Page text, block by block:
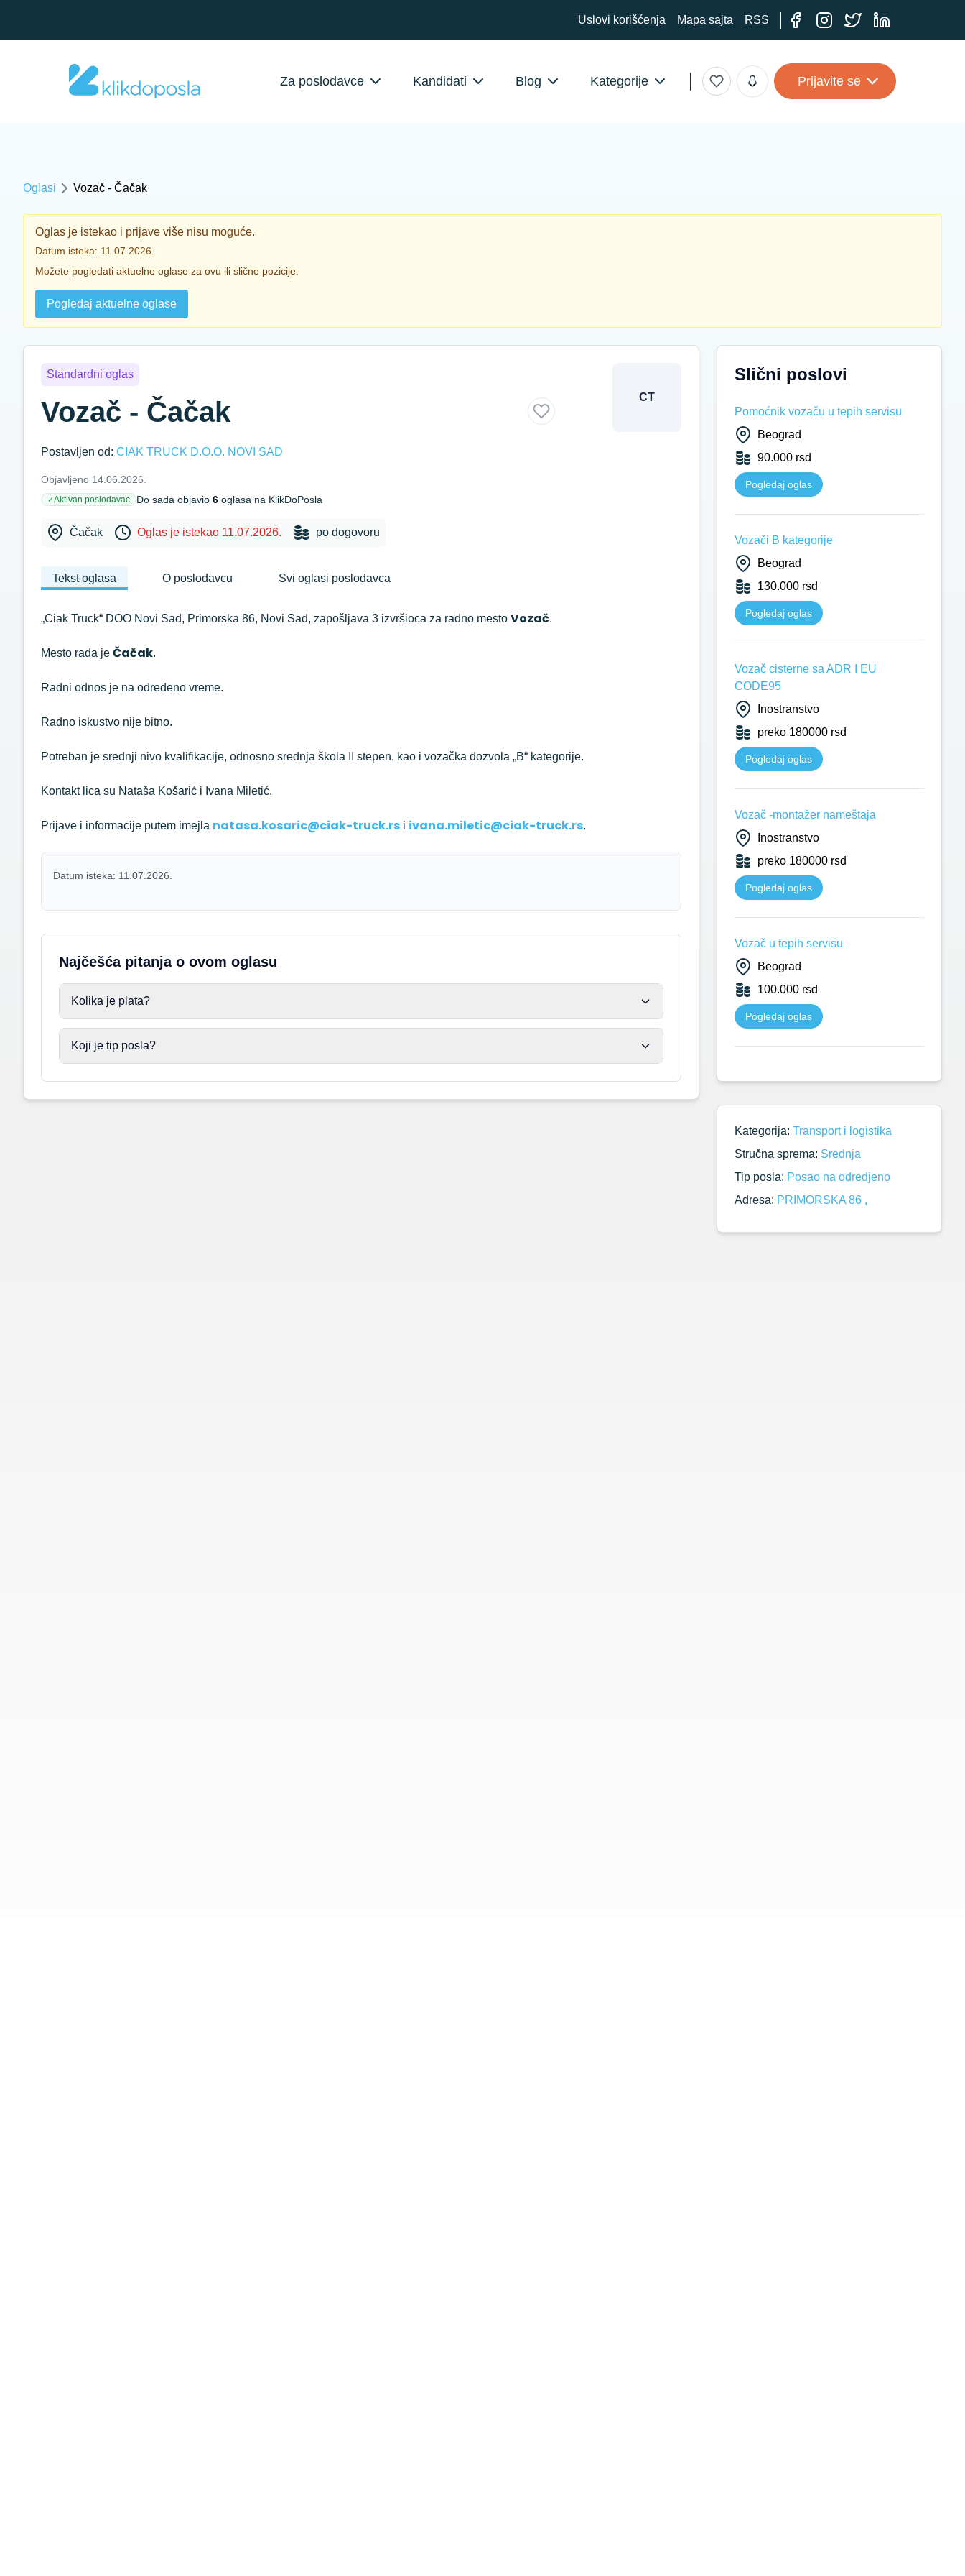
Uslovi korišćenja Mapa sajta RSS
Za poslodavce Kandidati Blog Kategorije Prijavite se
Oglasi Vozač - Čačak
Oglas je istekao i prijave više nisu moguće.
Datum isteka: 11.07.2026.
Možete pogledati aktuelne oglase za ovu ili slične pozicije.
Pogledaj aktuelne oglase
Standardni oglas
Vozač - Čačak CT
Postavljen od: CIAK TRUCK D.O.O. NOVI SAD
Objavljeno 14.06.2026.
✓Aktivan poslodavac Do sada objavio 6 oglasa na KlikDoPosla
Čačak Oglas je istekao 11.07.2026. po dogovoru
Tekst oglasa O poslodavcu Svi oglasi poslodavca
„Ciak Truck“ DOO Novi Sad, Primorska 86, Novi Sad, zapošljava 3 izvršioca za radno mesto Vozač.
Mesto rada je Čačak.
Radni odnos je na određeno vreme.
Radno iskustvo nije bitno.
Potreban je srednji nivo kvalifikacije, odnosno srednja škola II stepen, kao i vozačka dozvola „B“ kategorije.
Kontakt lica su Nataša Košarić i Ivana Miletić.
Prijave i informacije putem imejla natasa.kosaric@ciak-truck.rs i ivana.miletic@ciak-truck.rs.
Datum isteka: 11.07.2026.
Najčešća pitanja o ovom oglasu
Kolika je plata?
Koji je tip posla?
Slični poslovi
Pomoćnik vozaču u tepih servisu
Beograd
90.000 rsd
Pogledaj oglas
Vozači B kategorije
Beograd
130.000 rsd
Pogledaj oglas
Vozač cisterne sa ADR I EU
CODE95
Inostranstvo
preko 180000 rsd
Pogledaj oglas
Vozač -montažer nameštaja
Inostranstvo
preko 180000 rsd
Pogledaj oglas
Vozač u tepih servisu
Beograd
100.000 rsd
Pogledaj oglas
Kategorija: Transport i logistika
Stručna sprema: Srednja
Tip posla: Posao na odredjeno
Adresa: PRIMORSKA 86 ,